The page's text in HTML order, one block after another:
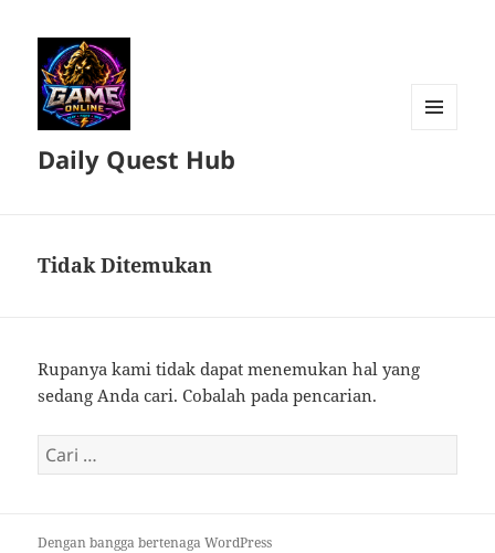
Daily Quest Hub
Tidak Ditemukan
Rupanya kami tidak dapat menemukan hal yang
sedang Anda cari. Cobalah pada pencarian.
Cari
untuk:
Dengan bangga bertenaga WordPress